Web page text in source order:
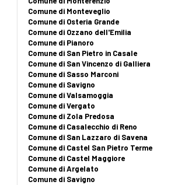
Comune di Monteveglio
Comune di Osteria Grande
Comune di Ozzano dell'Emilia
Comune di Pianoro
Comune di San Pietro in Casale
Comune di San Vincenzo di Galliera
Comune di Sasso Marconi
Comune di Savigno
Comune di Valsamoggia
Comune di Vergato
Comune di Zola Predosa
Comune di Casalecchio di Reno
Comune di San Lazzaro di Savena
Comune di Castel San Pietro Terme
Comune di Castel Maggiore
Comune di Argelato
Comune di Savigno